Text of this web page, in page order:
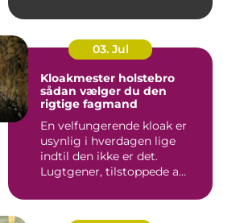
03. Jul
Kloakmester holstebro
sådan vælger du den
rigtige fagmand
En velfungerende kloak er
usynlig i hverdagen lige
indtil den ikke er det.
Lugtgener, tilstoppede a...